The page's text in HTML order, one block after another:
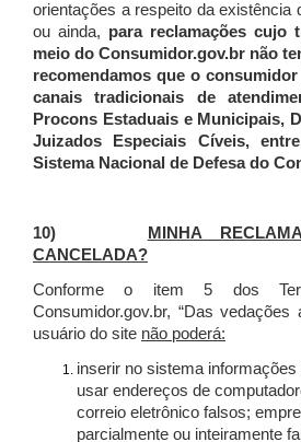
orientações a respeito da existência
ou ainda, para reclamações cujo
meio do Consumidor.gov.br não
recomendamos que o
canais tradicionais de
Procons Estaduais e Municipais,
Juizados Especiais Cíveis,
Sistema Nacional de Defesa do
10)
MINHA
CANCELADA?
Conforme o item 5 dos
Consumidor.gov.br, “Das
usuário do site não poderá:
inserir no sistema
usar endereços de
correio eletrônico falsos;
parcialmente ou inteiramente